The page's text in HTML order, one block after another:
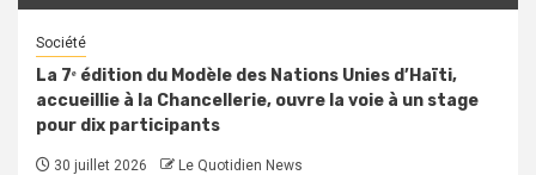
Société
La 7ᵉ édition du Modèle des Nations Unies d’Haïti,
accueillie à la Chancellerie, ouvre la voie à un stage
pour dix participants
30 juillet 2026 Le Quotidien News